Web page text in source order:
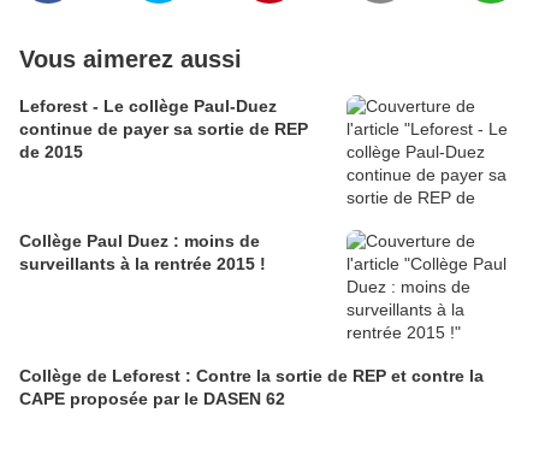
Vous aimerez aussi
Leforest - Le collège Paul-Duez
continue de payer sa sortie de REP
de 2015
Collège Paul Duez : moins de
surveillants à la rentrée 2015 !
Collège de Leforest : Contre la sortie de REP et contre la
CAPE proposée par le DASEN 62